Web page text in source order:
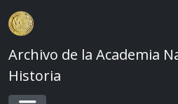
Skip to main content
Archivo de la Academia
Historia